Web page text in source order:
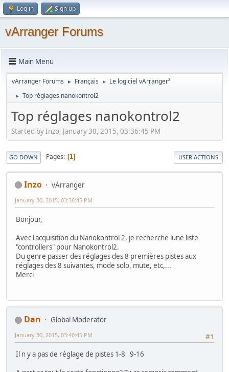
Log in Sign up
vArranger Forums
Main Menu
vArranger Forums ► Français ► Le logiciel vArranger²
► Top réglages nanokontrol2
Top réglages nanokontrol2
Started by Inzo, January 30, 2015, 03:36:45 PM
GO DOWN Pages 1 USER ACTIONS
Inzo vArranger
January 30, 2015, 03:36:45 PM
Bonjour,
Avec l'acquisition du Nanokontrol 2, je recherche lune liste
"controllers" pour Nanokontrol2.
Du genre passer des réglages des 8 premières pistes aux
réglages des 8 suivantes, mode solo, mute, etc,...
Merci
Dan
Global Moderator
#1
January 30, 2015, 03:40:45 PM
Il n y a pas de réglage de pistes 1-8 9-16